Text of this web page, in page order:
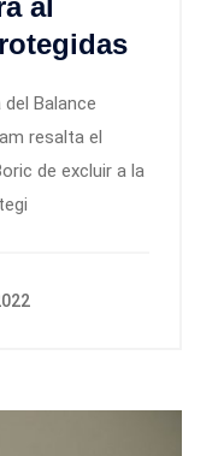
Balance
resalta el
de excluir a la